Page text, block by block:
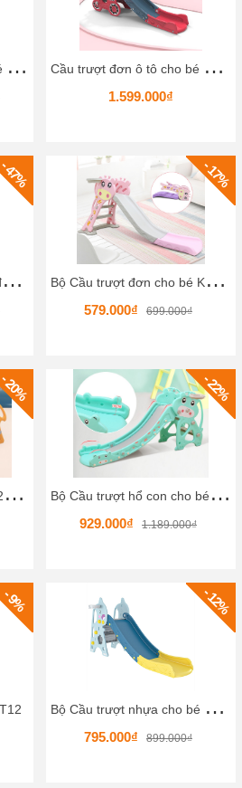
C
ầu trượt mini mini Cho bé vui chơi hấp dẫn C
ầu trượt đơn ô tô cho bé KBCCD08 Nhập khẩu Nhựa HDPE Chất lượng công nghệ châu âu
1.599.000₫
B
ộ Cầu trượt xe bus xích đu đa năng HKCCT8
- 17%
B
ộ Cầu trượt đơn cho bé KBCCD07 Nhập khẩu Nhựa HDPE Chất lượng công nghệ châu âu
579.000₫ 699.000₫
C
ầu trượt bạch tuộc 20_A20016
- 22%
B
ộ Cầu trượt hổ con cho bé KBCCD05 Nhập khẩu Nhựa HDPE Chất lượng công nghệ châu âu
929.000₫ 1.189.000₫
- 9% - 12%
B
ộ Cầu trượt nhựa cho bé KBCCD03 Nhập khẩu Nhựa HDPE Chất lượng công nghệ châu âu
795.000₫ 899.000₫